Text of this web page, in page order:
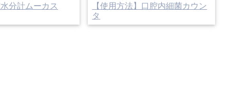
分計ムーカス
【使用方法】口腔内細菌カウン
タ